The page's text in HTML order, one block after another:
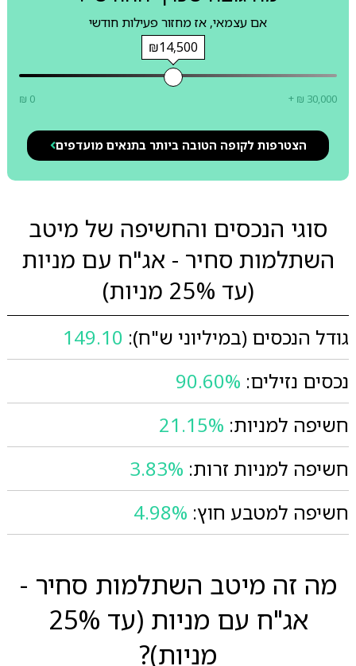
אם עצמאי, אז מחזור פעילות חודשי
₪14,500
₪ 0 + ₪ 30,000
הצטרפות לקופה הטובה ביותר בתנאים מועדפים
סוגי הנכסים והחשיפה של מיטב
השתלמות סחיר - אג"ח עם מניות
(עד 25% מניות)
גודל הנכסים (במיליוני ש"ח): 149.10
נכסים נזילים: 90.60%
חשיפה למניות: 21.15%
חשיפה למניות זרות: 3.83%
חשיפה למטבע חוץ: 4.98%
מה זה מיטב השתלמות סחיר -
אג"ח עם מניות (עד 25%
מניות)?